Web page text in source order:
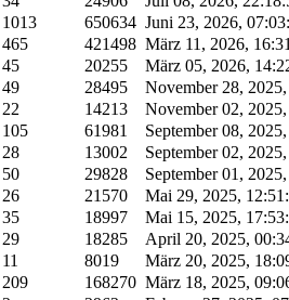
1013 650634 Juni 23, 2026,
465 421498 März 11, 2026,
45 20255 März 05, 2026,
49 28495 November 28,
22 14213 November 02,
105 61981 September 08,
28 13002 September 02,
50 29828 September 01,
26 21570 Mai 29, 2025,
35 18997 Mai 15, 2025,
29 18285 April 20, 2025,
11 8019 März 20, 2025,
209 168270 März 18, 2025,